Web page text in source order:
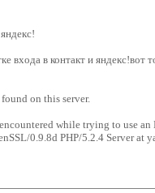
входа в контакт и яндекс!вот
on this server.
while trying to use an
0.9.8d PHP/5.2.4 Server at